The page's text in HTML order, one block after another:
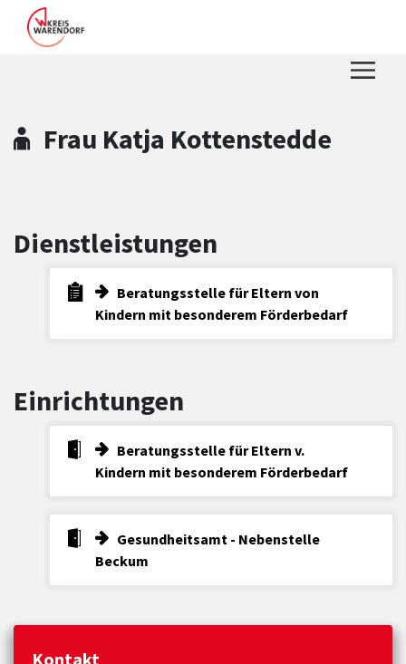
Zum Header
Zum Hauptinhalt
Zum Footer
Zum Hauptinhalt springen
Frau Katja Kottenstedde
Dienstleistungen
Beratungsstelle für Eltern von
Kindern mit besonderem Förderbedarf
Einrichtungen
Beratungsstelle für Eltern v.
Kindern mit besonderem Förderbedarf
Gesundheitsamt - Nebenstelle
Beckum
Kontakt